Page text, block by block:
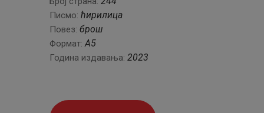
Писмо: ћирилица
Повез: брош
Формат:А5
Година издавања: 2023